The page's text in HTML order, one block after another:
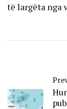
të largëta nga